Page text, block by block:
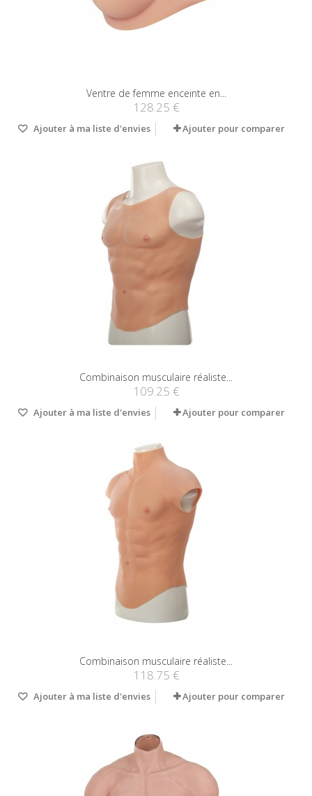
Ventre de femme enceinte en...
128.25 €
Ajouter à ma liste d'envies Ajouter pour comparer
Combinaison musculaire réaliste...
109.25 €
Ajouter à ma liste d'envies Ajouter pour comparer
Combinaison musculaire réaliste...
118.75 €
Ajouter à ma liste d'envies Ajouter pour comparer